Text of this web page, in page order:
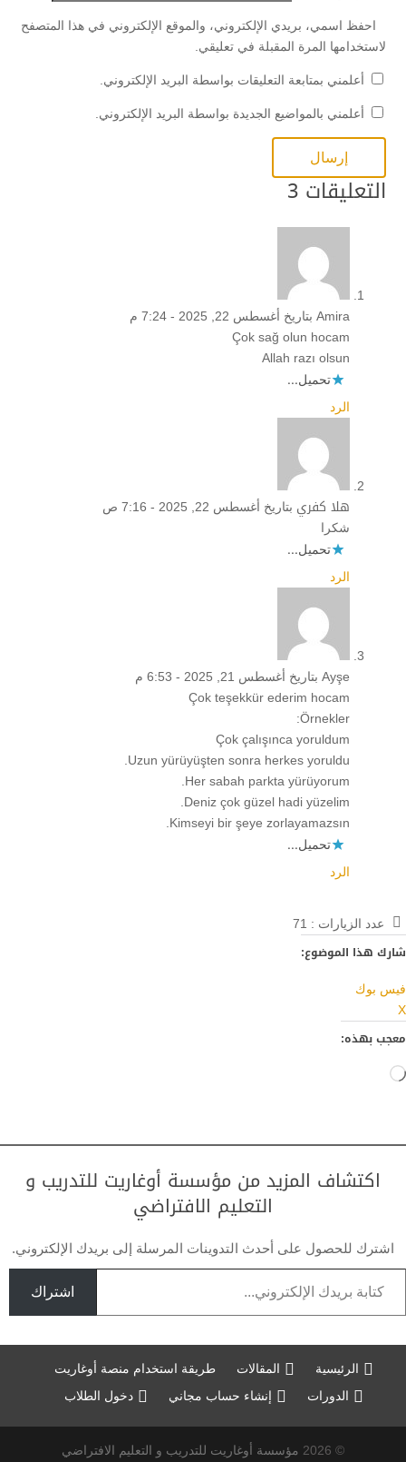
احفظ اسمي، بريدي الإلكتروني، والموقع الإلكتروني في هذا المتصفح
لاستخدامها المرة المقبلة في تعليقي.
أعلمني بمتابعة التعليقات بواسطة البريد الإلكتروني.
أعلمني بالمواضيع الجديدة بواسطة البريد الإلكتروني.
التعليقات 3
Amira بتاريخ أغسطس 22, 2025 - 7:24 م
Çok sağ olun hocam
Allah razı olsun
تحميل...
الرد
هلا كفري بتاريخ أغسطس 22, 2025 - 7:16 ص
شكرا
تحميل...
الرد
Ayşe بتاريخ أغسطس 21, 2025 - 6:53 م
Çok teşekkür ederim hocam
Örnekler:
Çok çalışınca yoruldum
Uzun yürüyüşten sonra herkes yoruldu.
Her sabah parkta yürüyorum.
Deniz çok güzel hadi yüzelim.
Kimseyi bir şeye zorlayamazsın.
تحميل...
الرد
عدد الزيارات : 71
شارك هذا الموضوع:
فيس بوك
X
معجب بهذه:
جاري
اكتشاف المزيد من مؤسسة أوغاريت للتدريب و
التعليم الافتراضي
اشترك للحصول على أحدث التدوينات المرسلة إلى بريدك الإلكتروني.
كتابة بريدك الإلكتروني...
اشتراك
الرئيسية المقالات
طريقة استخدام منصة أوغاريت
الدورات
إنشاء حساب مجاني دخول الطلاب
© 2026 مؤسسة أوغاريت للتدريب و التعليم الافتراضي